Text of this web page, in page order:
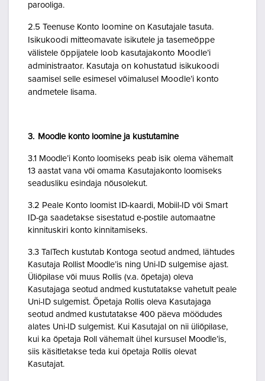
parooliga.
2.5 Teenuse Konto loomine on Kasutajale tasuta.
Isikukoodi mitteomavate isikutele ja tasemeõppe
välistele õppijatele loob kasutajakonto Moodle’i
administraator. Kasutaja on kohustatud isikukoodi
saamisel selle esimesel võimalusel Moodle’i konto
andmetele lisama.
3. Moodle konto loomine ja kustutamine
3.1 Moodle’i Konto loomiseks peab isik olema vähemalt
13 aastat vana või omama Kasutajakonto loomiseks
seadusliku esindaja nõusolekut.
3.2 Peale Konto loomist ID-kaardi, Mobiil-ID või Smart
ID-ga saadetakse sisestatud e-postile automaatne
kinnituskiri konto kinnitamiseks.
3.3 TalTech kustutab Kontoga seotud andmed, lähtudes
Kasutaja Rollist Moodle’is ning Uni-ID sulgemise ajast.
Üliõpilase või muus Rollis (v.a. õpetaja) oleva
Kasutajaga seotud andmed kustutatakse vahetult peale
Uni-ID sulgemist. Õpetaja Rollis oleva Kasutajaga
seotud andmed kustutatakse 400 päeva möödudes
alates Uni-ID sulgemist. Kui Kasutajal on nii üliõpilase,
kui ka õpetaja Roll vähemalt ühel kursusel Moodle’is,
siis käsitletakse teda kui õpetaja Rollis olevat
Kasutajat.